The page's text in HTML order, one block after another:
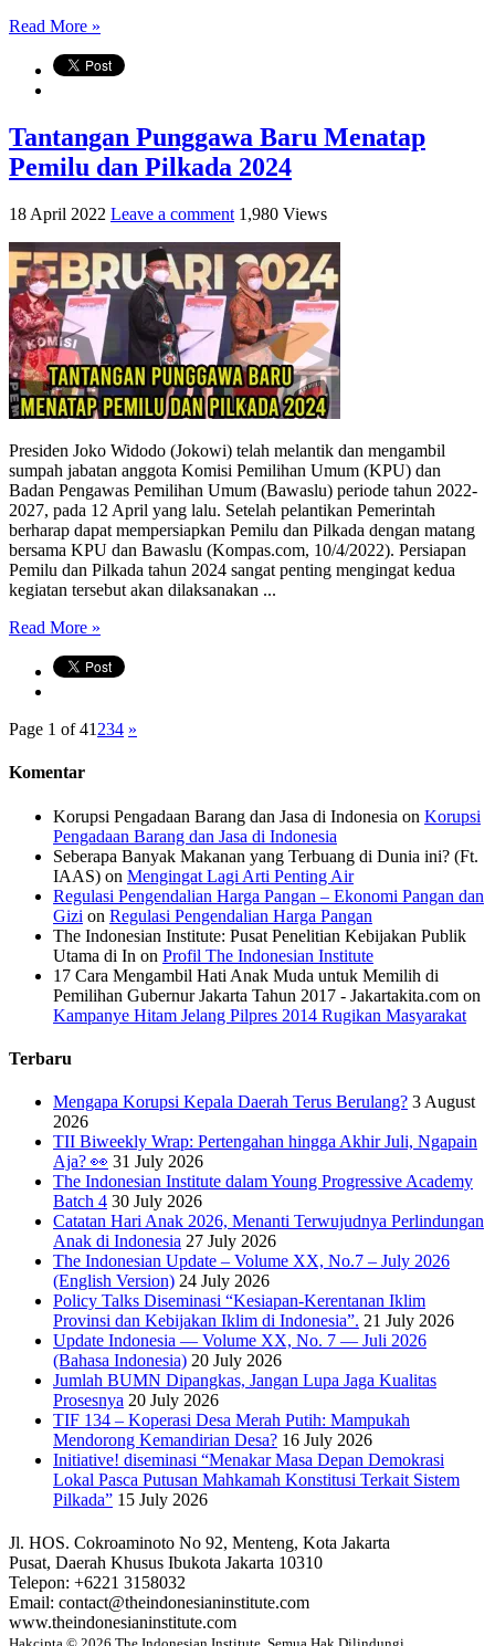
Read More »
Tantangan Punggawa Baru Menatap
Pemilu dan Pilkada 2024
18 April 2022 Leave a comment 1,980 Views
Presiden Joko Widodo (Jokowi) telah melantik dan mengambil
sumpah jabatan anggota Komisi Pemilihan Umum (KPU) dan
Badan Pengawas Pemilihan Umum (Bawaslu) periode tahun 2022-
2027, pada 12 April yang lalu. Setelah pelantikan Pemerintah
berharap dapat mempersiapkan Pemilu dan Pilkada dengan matang
bersama KPU dan Bawaslu (Kompas.com, 10/4/2022). Persiapan
Pemilu dan Pilkada tahun 2024 sangat penting mengingat kedua
kegiatan tersebut akan dilaksanakan ...
Read More »
Page 1 of 41 234 »
Komentar
Korupsi Pengadaan Barang dan Jasa di Indonesia on Korupsi
Pengadaan Barang dan Jasa di Indonesia
Seberapa Banyak Makanan yang Terbuang di Dunia ini? (Ft.
IAAS) on Mengingat Lagi Arti Penting Air
Regulasi Pengendalian Harga Pangan – Ekonomi Pangan dan
Gizi on Regulasi Pengendalian Harga Pangan
The Indonesian Institute: Pusat Penelitian Kebijakan Publik
Utama di In on Profil The Indonesian Institute
17 Cara Mengambil Hati Anak Muda untuk Memilih di
Pemilihan Gubernur Jakarta Tahun 2017 - Jakartakita.com on
Kampanye Hitam Jelang Pilpres 2014 Rugikan Masyarakat
Terbaru
Mengapa Korupsi Kepala Daerah Terus Berulang? 3 August
2026
TII Biweekly Wrap: Pertengahan hingga Akhir Juli, Ngapain
Aja? 👀 31 July 2026
The Indonesian Institute dalam Young Progressive Academy
Batch 4 30 July 2026
Catatan Hari Anak 2026, Menanti Terwujudnya Perlindungan
Anak di Indonesia 27 July 2026
The Indonesian Update – Volume XX, No.7 – July 2026
(English Version) 24 July 2026
Policy Talks Diseminasi “Kesiapan-Kerentanan Iklim
Provinsi dan Kebijakan Iklim di Indonesia”. 21 July 2026
Update Indonesia — Volume XX, No. 7 — Juli 2026
(Bahasa Indonesia) 20 July 2026
Jumlah BUMN Dipangkas, Jangan Lupa Jaga Kualitas
Prosesnya 20 July 2026
TIF 134 – Koperasi Desa Merah Putih: Mampukah
Mendorong Kemandirian Desa? 16 July 2026
Initiative! diseminasi “Menakar Masa Depan Demokrasi
Lokal Pasca Putusan Mahkamah Konstitusi Terkait Sistem
Pilkada” 15 July 2026
Jl. HOS. Cokroaminoto No 92, Menteng, Kota Jakarta
Pusat, Daerah Khusus Ibukota Jakarta 10310
Telepon: +6221 3158032
Email: contact@theindonesianinstitute.com
www.theindonesianinstitute.com